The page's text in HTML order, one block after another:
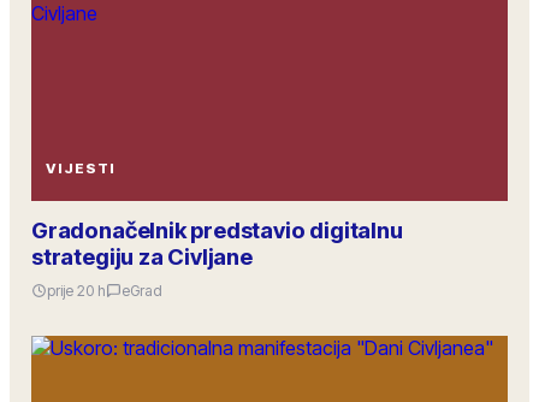
VIJESTI
Gradonačelnik predstavio digitalnu
strategiju za Civljane
prije 20 h eGrad